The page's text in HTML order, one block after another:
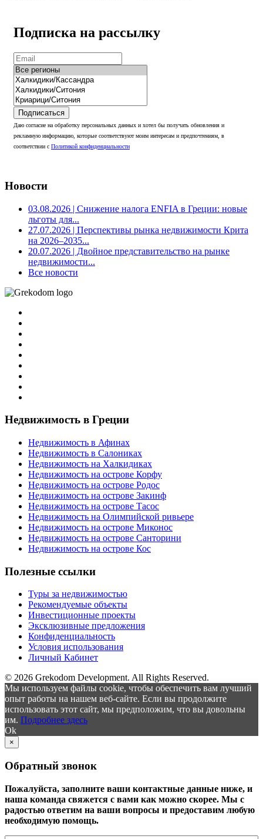
Подписка на рассылку
Подписаться
Даю согласие на обработку персональных данных и хотел бы получать обновления и
рекламную информацию, которые соответствуют моим интересам и предпочтениям, в
соответствии с Политикой конфиденциальности
Новости
03.08.2026 | Снижение налога ENFIA в Греции: новые
льготы для...
27.07.2026 | Перспективы рынка недвижимости Крита
на 2026–2035...
20.07.2026 | Двойное представительство на рынке
недвижимости...
Все новости
Недвижимость в Греции
Недвижимость в Афинах
Недвижимость в Салониках
Недвижимость на Халкидиках
Недвижимость на острове Корфу
Недвижимость на острове Родос
Недвижимость на острове Закинф
Недвижимость на острове Тасос
Недвижимость на Олимпийской ривьере
Недвижимость на острове Миконос
Недвижимость на острове Санторини
Недвижимость на острове Кос
Полезные ссылки
Туры за недвижимостью
Рекомендуемые объекты
Инвестиционные проекты
Эксклюзивные предложения
Конфиденциальность
Условия использования
Личный Кабинет
© 2026 Grekodom Development. All Rights Reserved.
Мы используем файлы cookie, чтобы обеспечить вам лучший
опыт работы на нашем веб-сайте. Если вы продолжите
использовать этот сайт, мы предположим, что вы довольны
им. Подробнее здесь
Ok
×
Обратный звонок
Пожалуйста, заполните ваши контактные данные ниже, и
наша команда свяжется с вами как можно скорее. Мы с
радостью ответим на ваши вопросы и предоставим любую
необходимую помощь.